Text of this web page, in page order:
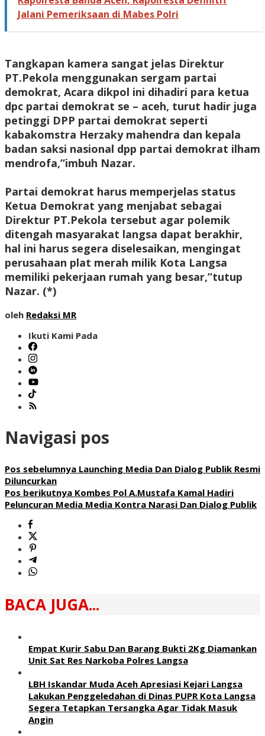
Jalani Pemeriksaan di Mabes Polri
‎Tangkapan kamera sangat jelas Direktur
PT.Pekola menggunakan sergam partai
demokrat, Acara dikpol ini dihadiri para ketua
dpc partai demokrat se – aceh, turut hadir juga
petinggi DPP partai demokrat seperti
kabakomstra Herzaky mahendra dan kepala
badan saksi nasional dpp partai demokrat ilham
mendrofa,”imbuh Nazar.
‎Partai demokrat harus memperjelas status
Ketua Demokrat yang menjabat sebagai
Direktur PT.Pekola tersebut agar polemik
ditengah masyarakat langsa dapat berakhir,
hal ini harus segera diselesaikan, mengingat
perusahaan plat merah milik Kota Langsa
memiliki pekerjaan rumah yang besar,”tutup
Nazar. (*)
oleh Redaksi MR
Ikuti Kami Pada
Navigasi pos
Pos sebelumnya Launching Media Dan Dialog Publik Resmi
Diluncurkan
Pos berikutnya Kombes Pol A.Mustafa Kamal Hadiri
Peluncuran Media Media Kontra Narasi Dan Dialog Publik
BACA JUGA...
Empat Kurir Sabu Dan Barang Bukti 2Kg Diamankan
Unit Sat Res Narkoba Polres Langsa
LBH Iskandar Muda Aceh Apresiasi Kejari Langsa
Lakukan Penggeledahan di Dinas PUPR Kota Langsa
Segera Tetapkan Tersangka Agar Tidak Masuk
Angin